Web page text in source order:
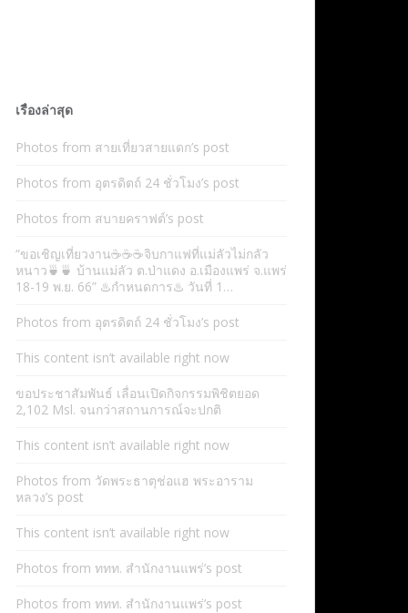
เรื่องล่าสุด
Photos from สายเที่ยวสายแดก’s post
Photos from อุตรดิตถ์ 24 ชั่วโมง’s post
Photos from สบายคราฟต์’s post
“ขอเชิญเที่ยวงาน☕️☕️☕️จิบกาแฟที่แม่ลัวไม่กลัว
หนาว🍵🍵 บ้านแม่ลัว ต.ป่าแดง อ.เมืองแพร่ จ.แพร่
18-19 พ.ย. 66” ♨️กำหนดการ♨️ วันที่ 1…
Photos from อุตรดิตถ์ 24 ชั่วโมง’s post
This content isn’t available right now
ขอประชาสัมพันธ์ เลื่อนเปิดกิจกรรมพิชิตยอด
2,102 Msl. จนกว่าสถานการณ์จะปกติ
This content isn’t available right now
Photos from วัดพระธาตุช่อแฮ พระอาราม
หลวง’s post
This content isn’t available right now
Photos from ททท. สำนักงานแพร่’s post
Photos from ททท. สำนักงานแพร่’s post